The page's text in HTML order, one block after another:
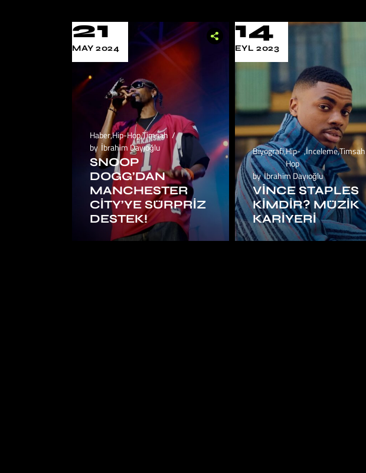
21
MAY 2024
Haber,Hip-Hop,Timsah
by İbrahim Dayıoğlu
SNOOP
DOGG’DAN
MANCHESTER
CITY’YE SÜRPRIZ
DESTEK!
14
EYL 2023
Biyografi,Hip-
Hop
,İnceleme,Timsah
by İbrahim Dayıoğlu
VINCE STAPLES
KIMDIR? MÜZIK
KARIYERI